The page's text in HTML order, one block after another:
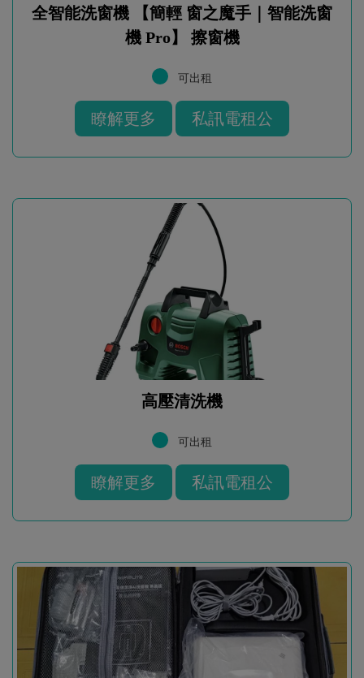
全智能洗窗機 【簡輕 窗之魔手｜智能洗窗
機 Pro】 擦窗機
可出租
瞭解更多 私訊電租公
高壓清洗機
可出租
瞭解更多 私訊電租公